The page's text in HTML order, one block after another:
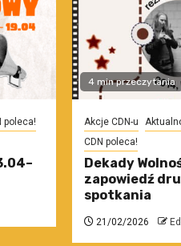
poleca!
4 min przeczytania
Akcje CDN-u
CDN poleca!
Dekady
zapowiedź
spotkania
21/02/2026